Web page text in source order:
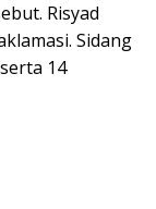
Risyad
Sidang
14